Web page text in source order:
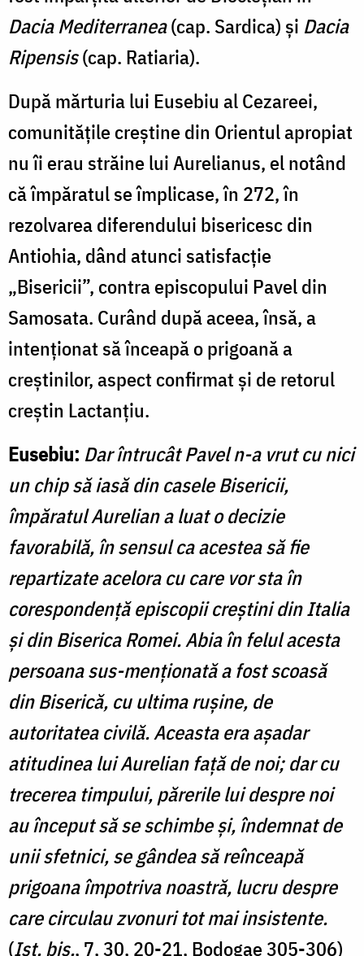
Dacia Mediterranea(cap. Sardica) și Dacia
Ripensis(cap. Ratiaria).
După mărturia lui Eusebiu al Cezareei,
comunităţile creştine din Orientul apropiat
nu îi erau străine lui Aurelianus, el notând
că împăratul se împlicase, în 272, în
rezolvarea diferendului bisericesc din
Antiohia, dând atunci satisfacţie
„Bisericii”, contra episcopului Pavel din
Samosata. Curând după aceea, însă, a
intenționat să înceapă o prigoană a
creștinilor, aspect confirmat și de retorul
creștin Lactanțiu.
Eusebiu: Dar întrucât Paveln-a vrut cu nici
un chip să iasă din casele Bisericii,
împăratul Aurelian a luat o decizie
favorabilă, în sensul ca acestea să fie
repartizate acelora cu care vor sta în
corespondență episcopii creștini din Italia
și din Biserica Romei. Abia în felul acesta
persoana sus-menționată a fost scoasă
din Biserică, cu ultima rușine, de
autoritatea civilă. Aceasta era așadar
atitudinea lui Aurelian față de noi; dar cu
trecerea timpului, părerile lui despre noi
au început să se schimbe și, îndemnat de
unii sfetnici, se gândea să reînceapă
prigoana împotriva noastră, lucru despre
care circulau zvonuri tot mai insistente.
(Ist. bis., 7, 30, 20-21, Bodogae 305-306)